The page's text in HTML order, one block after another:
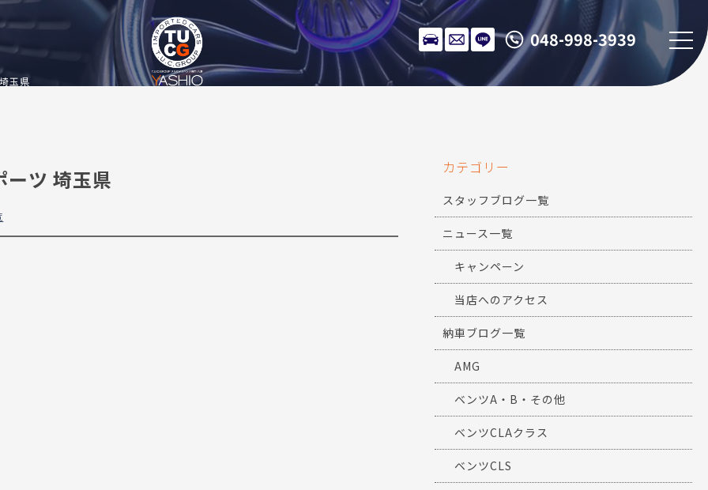
048-998-3939
玉県
ツ 埼玉県 カテゴリー
スタッフブログ一覧
ニュース一覧
キャンペーン
当店へのアクセス
納車ブログ一覧
AMG
ベンツA・B・その他
ベンツCLAクラス
ベンツCLS